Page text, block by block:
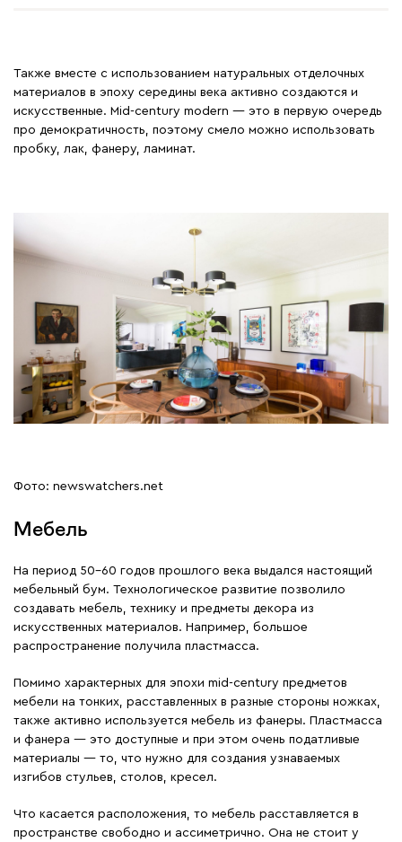
Также вместе с использованием натуральных отделочных
материалов в эпоху середины века активно создаются и
искусственные. Mid-century modern — это в первую очередь
про демократичность, поэтому смело можно использовать
пробку, лак, фанеру, ламинат.
Фото: newswatchers.net
Мебель
На период 50-60 годов прошлого века выдался настоящий
мебельный бум. Технологическое развитие позволило
создавать мебель, технику и предметы декора из
искусственных материалов. Например, большое
распространение получила пластмасса.
Помимо характерных для эпохи mid-century предметов
мебели на тонких, расставленных в разные стороны ножках,
также активно используется мебель из фанеры. Пластмасса
и фанера — это доступные и при этом очень податливые
материалы — то, что нужно для создания узнаваемых
изгибов стульев, столов, кресел.
Что касается расположения, то мебель расставляется в
пространстве свободно и ассиметрично. Она не стоит у